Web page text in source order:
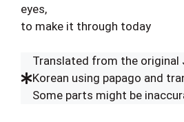
eyes,
to make it through today
Translated from the original
Korean using papago and
Some parts might be